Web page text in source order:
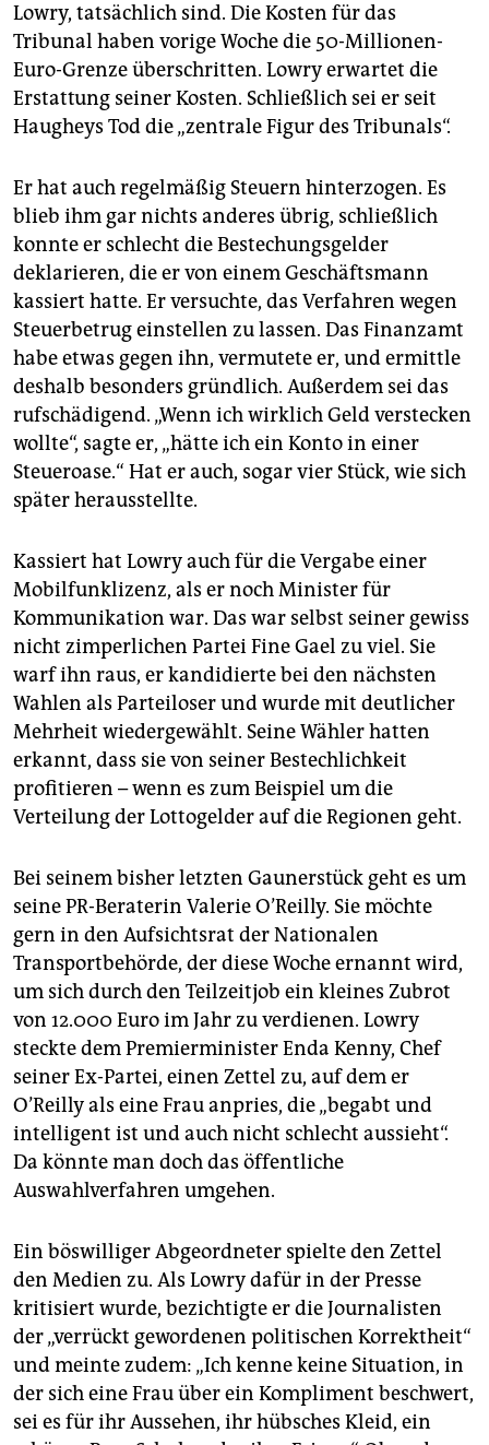
unterstützen
abo
genossenschaft
epaper login
Lowry, tatsächlich sind. Die Kosten für das
Tribunal haben vorige Woche die 50-Millionen-
Euro-Grenze überschritten. Lowry erwartet die
Erstattung seiner Kosten. Schließlich sei er seit
Haugheys Tod die „zentrale Figur des Tribunals“.
Er hat auch regelmäßig Steuern hinterzogen. Es
blieb ihm gar nichts anderes übrig, schließlich
konnte er schlecht die Bestechungsgelder
deklarieren, die er von einem Geschäftsmann
kassiert hatte. Er versuchte, das Verfahren wegen
Steuerbetrug einstellen zu lassen. Das Finanzamt
habe etwas gegen ihn, vermutete er, und ermittle
deshalb besonders gründlich. Außerdem sei das
rufschädigend. „Wenn ich wirklich Geld verstecken
wollte“, sagte er, „hätte ich ein Konto in einer
Steueroase.“ Hat er auch, sogar vier Stück, wie sich
später herausstellte.
Kassiert hat Lowry auch für die Vergabe einer
Mobilfunklizenz, als er noch Minister für
Kommunikation war. Das war selbst seiner gewiss
nicht zimperlichen Partei Fine Gael zu viel. Sie
warf ihn raus, er kandidierte bei den nächsten
Wahlen als Parteiloser und wurde mit deutlicher
Mehrheit wiedergewählt. Seine Wähler hatten
erkannt, dass sie von seiner Bestechlichkeit
profitieren – wenn es zum Beispiel um die
Verteilung der Lottogelder auf die Regionen geht.
Bei seinem bisher letzten Gaunerstück geht es um
seine PR-Beraterin Valerie O’Reilly. Sie möchte
gern in den Aufsichtsrat der Nationalen
Transportbehörde, der diese Woche ernannt wird,
um sich durch den Teilzeitjob ein kleines Zubrot
von 12.000 Euro im Jahr zu verdienen. Lowry
steckte dem Premierminister Enda Kenny, Chef
seiner Ex-Partei, einen Zettel zu, auf dem er
O’Reilly als eine Frau anpries, die „begabt und
intelligent ist und auch nicht schlecht aussieht“.
Da könnte man doch das öffentliche
Auswahlverfahren umgehen.
Ein böswilliger Abgeordneter spielte den Zettel
den Medien zu. Als Lowry dafür in der Presse
kritisiert wurde, bezichtigte er die Journalisten
der „verrückt gewordenen politischen Korrektheit“
und meinte zudem: „Ich kenne keine Situation, in
der sich eine Frau über ein Kompliment beschwert,
sei es für ihr Aussehen, ihr hübsches Kleid, ein